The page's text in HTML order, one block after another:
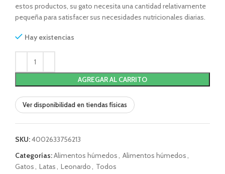
estos productos, su gato necesita una cantidad relativamente
pequeña para satisfacer sus necesidades nutricionales diarias.
Hay existencias
AGREGAR AL CARRITO
Ver disponibilidad en tiendas físicas
SKU:4002633756213
Categorías:Alimentos húmedos, Alimentos húmedos,
Gatos, Latas, Leonardo, Todos